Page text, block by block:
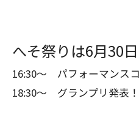
へそ祭りは6月30
16:30〜 パフォーマンス
18:30〜 グランプリ発表！